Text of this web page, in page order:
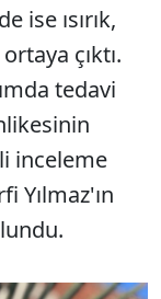
ise ısırık,
çıktı.
tedavi
inceleme
Yılmaz'ın